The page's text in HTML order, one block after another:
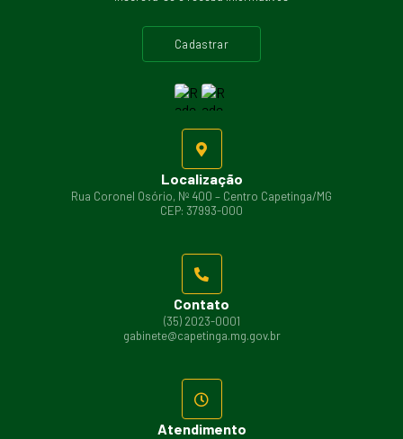
Localização
Rua Coronel Osório, Nº 400 – Centro Capetinga/MG
CEP: 37993-000
Contato
(35) 2023-0001
gabinete@capetinga.mg.gov.br
Atendimento
cadastrar